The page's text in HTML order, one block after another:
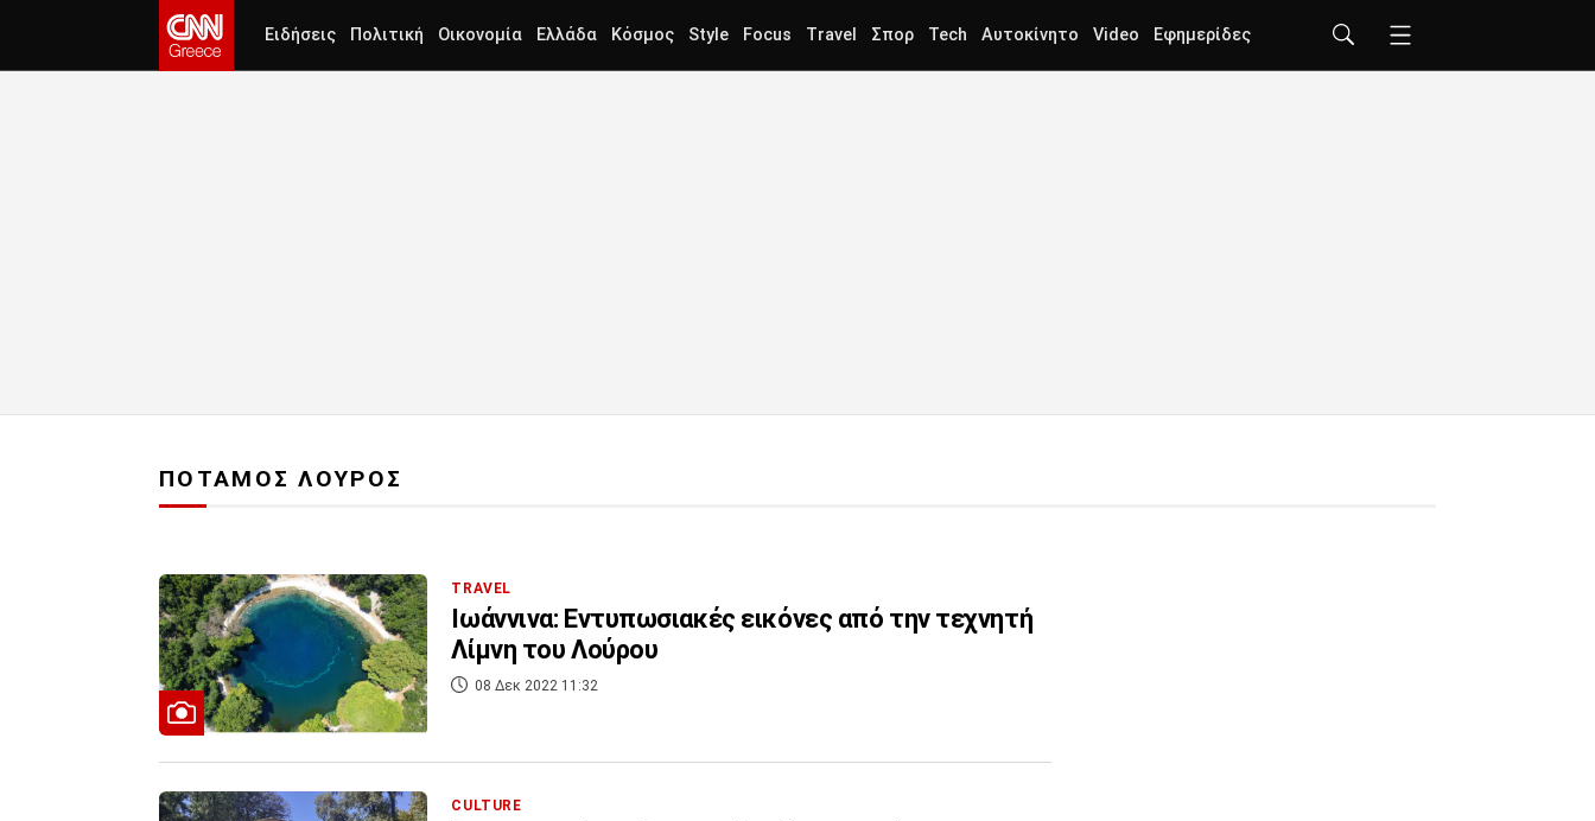
Ειδήσεις Πολιτική Οικονομία Ελλάδα Κόσμος Style Focus Travel Σπορ Tech Αυτοκίνητο Video Εφημερίδες
ΠΟΤΑΜΟΣ ΛΟΥΡΟΣ
TRAVEL
Ιωάννινα: Εντυπωσιακές εικόνες από την τεχνητή
Λίμνη του Λούρου
08 Δεκ 2022 11:32
CULTURE